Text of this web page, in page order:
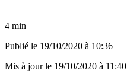
4 min
Publié le 19/10/2020 à 10:36
Mis à jour le 19/10/2020 à 11:40